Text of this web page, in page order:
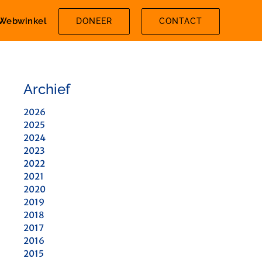
DONEER CONTACT
Archief
2026
2025
2024
2023
2022
2021
2020
2019
2018
2017
2016
2015